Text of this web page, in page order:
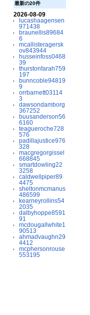
最新の20件
2026-08-09
lucashaagensen
971438
braunellis89684
6
mcallisteragersk
ov843944
husseinfoss0468
39
thurstonfarah759
197
bunncoble94819
9
orrbarnett03114
3
dawsondamborg
367252
buusanderson56
6160
teagueroche728
576
padillajustice976
328
macgregorgissel
668845
smartdowling22
3258
caldwellpiper89
4475
sheltonmcmanus
486599
kearneyrollins54
2035
dalbyhoppe8591
91
mcdougallwhite1
90513
ahmadvaughn29
4412
mcphersonrouse
553195